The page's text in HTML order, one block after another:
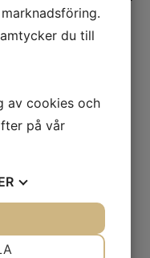
du till
av cookies och
på vår